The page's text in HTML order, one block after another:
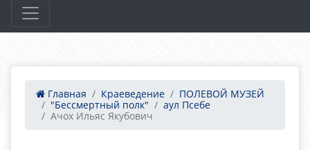
Главная Краеведение
ПОЛЕВОЙ МУЗЕЙ
"Бессмертный полк"
аул Псебе
Ачох Ильяс Якубович